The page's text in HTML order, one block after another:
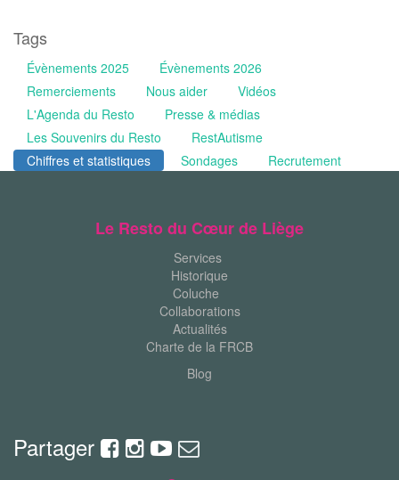
Tags
Évènements 2025
Évènements 2026
Remerciements
Nous aider
Vidéos
L'Agenda du Resto
Presse & médias
Les Souvenirs du Resto
RestAutisme
Chiffres et statistiques
Sondages Recrutement
Le Resto du Cœur de Liège
Services
Historique
Coluche
Collaborations
Actualités
Charte de la FRCB
Blog
Partager